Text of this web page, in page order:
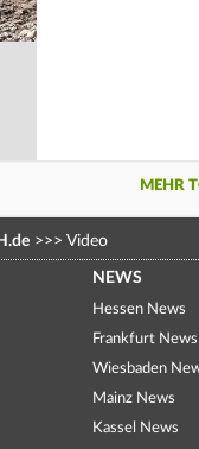
MEHR
>>> Video
NEWS
Hessen News
Frankfurt News
Wiesbaden
Mainz News
Kassel News